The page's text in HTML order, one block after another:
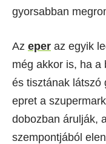
gyorsabban
Az eper az egyik
még akkor is, ha a
és tisztának látszó
epret a
dobozban árulják,
szempontjából